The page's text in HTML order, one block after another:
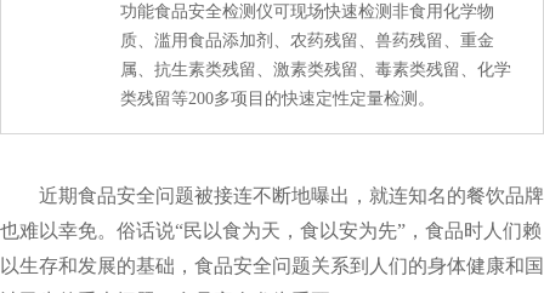
功能食品安全检测仪可现场快速检测非食用化学物
质、滥用食品添加剂、农药残留、兽药残留、重金
属、抗生素类残留、激素类残留、毒素类残留、化学
类残留等200多项目的快速定性定量检测。
近期食品安全问题被接连不断地曝出，就连知名的餐饮品牌
也难以幸免。俗话说“民以食为天，食以安为先”，食品时人们赖
以生存和发展的基础，食品安全问题关系到人们的身体健康和国